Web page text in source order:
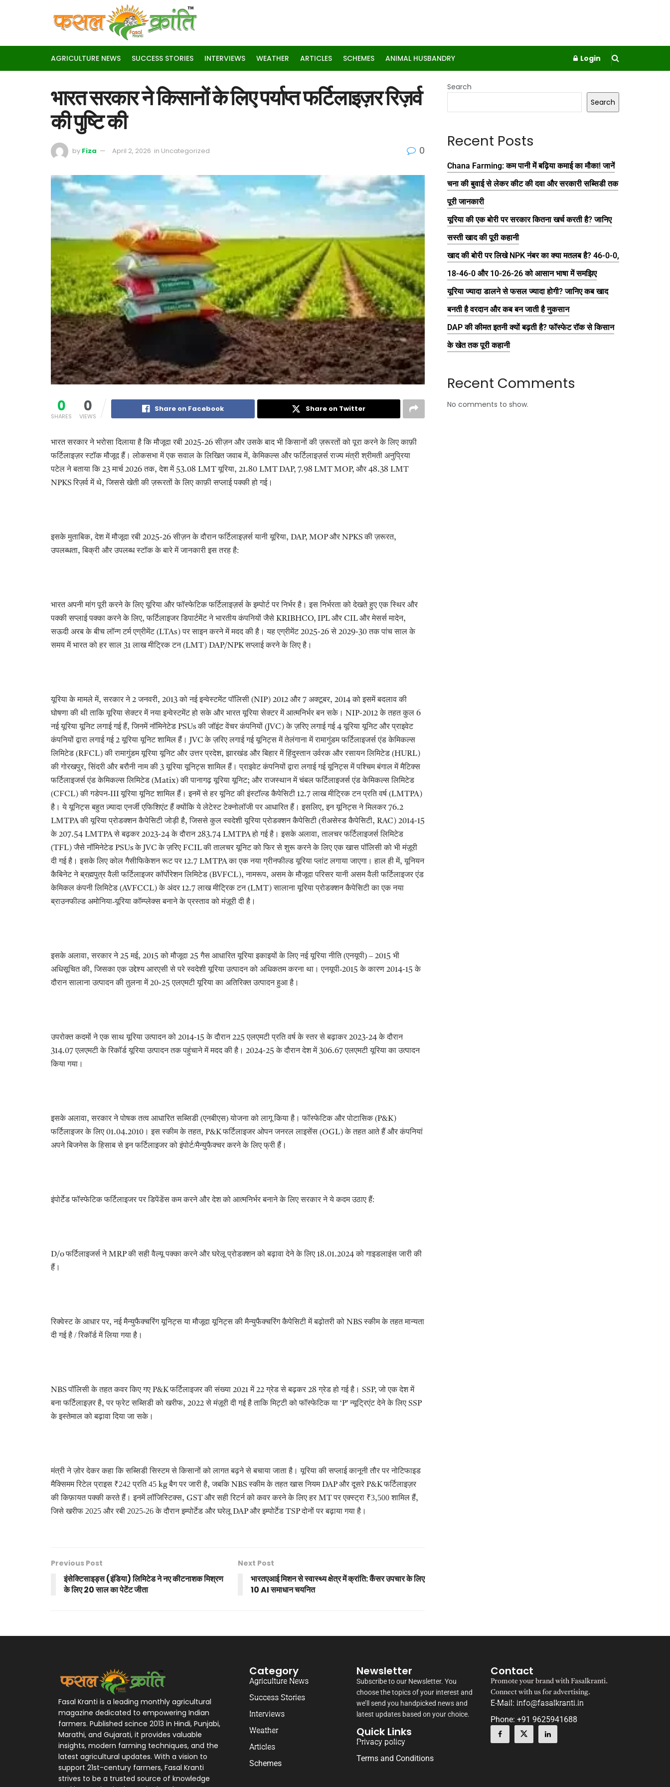
AGRICULTURE NEWS SUCCESS STORIES INTERVIEWS WEATHER ARTICLES SCHEMES ANIMAL HUSBANDRY Login
भारत सरकार ने किसानों के लिए पर्याप्त फर्टिलाइज़र रिज़र्व
की पुष्टि की
by Fiza April 2, 2026 in Uncategorized 0
0
SHARES
0
VIEWS
Share on Facebook Share on Twitter
भारत सरकार ने भरोसा दिलाया है कि मौजूदा रबी 2025-26सीज़न और उसके बाद भी किसानों की ज़रूरतों को पूरा करने के लिए काफ़ी
फर्टिलाइज़र स्टॉक मौजूद हैं। लोकसभा में एक सवाल के लिखित जवाब में,केमिकल्स और फर्टिलाइज़र्स राज्य मंत्री श्रीमती अनुप्रिया
पटेल ने बताया कि23मार्च 2026तक,देश में53.08 LMTयूरिया, 21.80 LMT DAP, 7.98 LMT MOP, और 48.38 LMT
NPKSरिज़र्व में थे,जिससे खेती की ज़रूरतों के लिए काफ़ी सप्लाई पक्की हो गई।
इसके मुताबिक,देश में मौजूदा रबी 2025-26सीज़न के दौरान फर्टिलाइज़र्स यानी यूरिया, DAP, MOPऔर NPKSकी ज़रूरत,
उपलब्धता,बिक्री और उपलब्ध स्टॉक के बारे में जानकारी इस तरह है:
भारत अपनी मांग पूरी करने के लिए यूरिया और फॉस्फेटिक फर्टिलाइज़र्स के इम्पोर्ट पर निर्भर है। इस निर्भरता को देखते हुए एक स्थिर और
पक्की सप्लाई पक्का करने के लिए,फर्टिलाइजर डिपार्टमेंट ने भारतीय कंपनियों जैसे KRIBHCO, IPLऔर CILऔर मेसर्स मादेन,
सऊदी अरब के बीच लॉन्ग टर्म एग्रीमेंट (LTAs)पर साइन करने में मदद की है। यह एग्रीमेंट2025-26से 2029-30तक पांच साल के
समय में भारत को हर साल 31लाख मीट्रिक टन (LMT) DAP/NPKसप्लाई करने के लिए है।
यूरिया के मामले में,सरकार ने2जनवरी, 2013को नई इन्वेस्टमेंट पॉलिसी (NIP) 2012 और 7 अक्टूबर, 2014को इसमें बदलाव की
घोषणा की थी ताकि यूरिया सेक्टर में नया इन्वेस्टमेंट हो सके और भारत यूरिया सेक्टर में आत्मनिर्भर बन सके। NIP-2012के तहत कुल 6
नई यूरिया यूनिट लगाई गई हैं,जिनमें नॉमिनेटेड PSUsकी जॉइंट वेंचर कंपनियों ( JVC)के ज़रिए लगाई गई4यूरिया यूनिट और प्राइवेट
कंपनियों द्वारा लगाई गई2यूरिया यूनिट शामिल हैं। JVCके ज़रिए लगाई गई यूनिट्स में तेलंगाना में रामागुंडम फर्टिलाइजर्स एंड केमिकल्स
लिमिटेड (RFCL)की रामागुंडम यूरिया यूनिट और उत्तर प्रदेश,झारखंड और बिहार में हिंदुस्तान उर्वरक और रसायन लिमिटेड (HURL)
की गोरखपुर,सिंदरी और बरौनी नाम की 3यूरिया यूनिट्स शामिल हैं। प्राइवेट कंपनियों द्वारा लगाई गई यूनिट्स में पश्चिम बंगाल में मैटिक्स
फर्टिलाइजर्स एंड केमिकल्स लिमिटेड (Matix)की पानागढ़ यूरिया यूनिट; और राजस्थान में चंबल फर्टिलाइजर्स एंड केमिकल्स लिमिटेड
(CFCL)की गडेपन-IIIयूरिया यूनिट शामिल हैं। इनमें से हर यूनिट की इंस्टॉल्ड कैपेसिटी 12.7लाख मीट्रिक टन प्रति वर्ष (LMTPA)
है। ये यूनिट्स बहुत ज़्यादा एनर्जी एफिशिएंट हैं क्योंकि ये लेटेस्ट टेक्नोलॉजी पर आधारित हैं। इसलिए,इन यूनिट्स ने मिलकर 76.2
LMTPAकी यूरिया प्रोडक्शन कैपेसिटी जोड़ी है,जिससे कुल स्वदेशी यूरिया प्रोडक्शन कैपेसिटी (रीअसेस्ड कैपेसिटी, RAC) 2014-15
के207.54 LMTPAसे बढ़कर 2023-24के दौरान283.74 LMTPAहो गई है। इसके अलावा,तालचर फर्टिलाइजर्स लिमिटेड
(TFL)जैसे नॉमिनेटेड PSUsके JVCके ज़रिए FCILकी तालचर यूनिट को फिर से शुरू करने के लिए एक खास पॉलिसी को भी मंज़ूरी
दी गई है। इसके लिए कोल गैसीफिकेशन रूट पर 12.7 LMTPAका एक नया ग्रीनफील्ड यूरिया प्लांट लगाया जाएगा। हाल ही में,यूनियन
कैबिनेट ने ब्रह्मपुत्र वैली फर्टिलाइजर कॉर्पोरेशन लिमिटेड (BVFCL),नामरूप, असम के मौजूदा परिसर यानी असम वैली फर्टिलाइजर एंड
केमिकल कंपनी लिमिटेड (AVFCCL)के अंदर 12.7लाख मीट्रिक टन (LMT)सालाना यूरिया प्रोडक्शन कैपेसिटी का एक नया
ब्राउनफील्ड अमोनिया-यूरिया कॉम्प्लेक्स बनाने के प्रस्ताव को मंज़ूरी दी है।
इसके अलावा,सरकार ने25 मई, 2015 को मौजूदा 25 गैस आधारित यूरिया इकाइयों के लिए नई यूरिया नीति (एनयूपी) – 2015 भी
अधिसूचित की,जिसका एक उद्देश्य आरएसी से परे स्वदेशी यूरिया उत्पादन को अधिकतम करना था। एनयूपी-2015 के कारण 2014-15 के
दौरान सालाना उत्पादन की तुलना में20-25 एलएमटी यूरिया का अतिरिक्त उत्पादन हुआ है।
उपरोक्त कदमों ने एक साथ यूरिया उत्पादन को 2014-15 के दौरान225 एलएमटी प्रति वर्ष के स्तर से बढ़ाकर 2023-24के दौरान
314.07एलएमटी के रिकॉर्ड यूरिया उत्पादन तक पहुंचाने में मदद की है। 2024-25 के दौरान देश में306.67एलएमटी यूरिया का उत्पादन
किया गया।
इसके अलावा,सरकार ने पोषक तत्व आधारित सब्सिडी (एनबीएस) योजना को लागू किया है। फॉस्फेटिक और पोटासिक (P&K)
फर्टिलाइजर के लिए 01.04.2010 । इस स्कीम के तहत, P&Kफर्टिलाइजर ओपन जनरल लाइसेंस (OGL)के तहत आते हैं और कंपनियां
अपने बिजनेस के हिसाब से इन फर्टिलाइजर को इंपोर्ट/मैन्युफैक्चर करने के लिए फ्री हैं।
इंपोर्टेड फॉस्फेटिक फर्टिलाइजर पर डिपेंडेंस कम करने और देश को आत्मनिर्भर बनाने के लिए सरकार ने ये कदम उठाए हैं:
D/oफर्टिलाइजर्स नेMRPकी सही वैल्यू पक्का करने और घरेलू प्रोडक्शन को बढ़ावा देने के लिए 18.01.2024को गाइडलाइंस जारी की
हैं।
रिक्वेस्ट के आधार पर,नई मैन्युफैक्चरिंग यूनिट्स या मौजूदा यूनिट्स की मैन्युफैक्चरिंग कैपेसिटी में बढ़ोतरी को NBSस्कीम के तहत मान्यता
दी गई है / रिकॉर्ड में लिया गया है।
NBSपॉलिसी के तहत कवर किए गए P&Kफर्टिलाइजर की संख्या 2021में22ग्रेड से बढ़कर 28 ग्रेड हो गई है। SSP,जो एक देश में
बना फर्टिलाइज़र है,पर फ्रेट सब्सिडी को खरीफ, 2022से मंज़ूरी दी गई है ताकि मिट्टी को फॉस्फेटिक या ‘P’न्यूट्रिएंट देने के लिए SSP
के इस्तेमाल को बढ़ावा दिया जा सके।
मंत्री ने ज़ोर देकर कहा कि सब्सिडी सिस्टम से किसानों को लागत बढ़ने से बचाया जाता है। यूरिया की सप्लाई कानूनी तौर पर नोटिफाइड
मैक्सिमम रिटेल प्राइस ₹242 प्रति 45 kgबैग पर जारी है,जबकिNBSस्कीम के तहत खास नियमDAPऔर दूसरे P&Kफर्टिलाइज़र
की किफ़ायत पक्की करते हैं। इनमें लॉजिस्टिक्स, GSTऔर सही रिटर्न को कवर करने के लिए हर MTपर एक्स्ट्रा ₹3,500 शामिल हैं,
जिसे खरीफ 2025 और रबी 2025-26 के दौरान इम्पोर्टेड और घरेलू DAPऔर इम्पोर्टेड TSPदोनों पर बढ़ाया गया है।
Previous Post
इंसेक्टिसाइड्स (इंडिया) लिमिटेड ने नए कीटनाशक मिश्रण
के लिए 20 साल का पेटेंट जीता
Next Post
भारतएआई मिशन से स्वास्थ्य क्षेत्र में क्रांति: कैंसर उपचार के लिए
10 AI समाधान चयनित
Search
Search
Recent Posts
Chana Farming: कम पानी में बढ़िया कमाई का मौका! जानें
चना की बुवाई से लेकर कीट की दवा और सरकारी सब्सिडी तक
पूरी जानकारी
यूरिया की एक बोरी पर सरकार कितना खर्च करती है? जानिए
सस्ती खाद की पूरी कहानी
खाद की बोरी पर लिखे NPK नंबर का क्या मतलब है? 46-0-0,
18-46-0 और 10-26-26 को आसान भाषा में समझिए
यूरिया ज्यादा डालने से फसल ज्यादा होगी? जानिए कब खाद
बनती है वरदान और कब बन जाती है नुकसान
DAP की कीमत इतनी क्यों बढ़ती है? फॉस्फेट रॉक से किसान
के खेत तक पूरी कहानी
Recent Comments
No comments to show.
Fasal Kranti is a leading monthly agricultural
magazine dedicated to empowering Indian
farmers. Published scince 2013 in Hindi, Punjabi,
Marathi, and Gujarati, it provides valuable
insights, modern farming techniques, and the
latest agricultural updates. With a vision to
support 21st-century farmers, Fasal Kranti
strives to be a trusted source of knowledge
Category
Agriculture News
Success Stories
Interviews
Weather
Articles
Schemes
Newsletter
Subscribe to our Newsletter. You
choose the topics of your interest and
we’ll send you handpicked news and
latest updates based on your choice.
Quick Links
Privacy policy
Terms and Conditions
Contact
Promote your brand with Fasalkranti.
Connect with us for advertising.
E-Mail: info@fasalkranti.in
Phone: +91 9625941688